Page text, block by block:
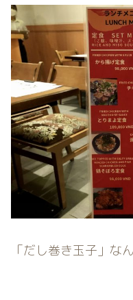
「だし巻き玉子」な